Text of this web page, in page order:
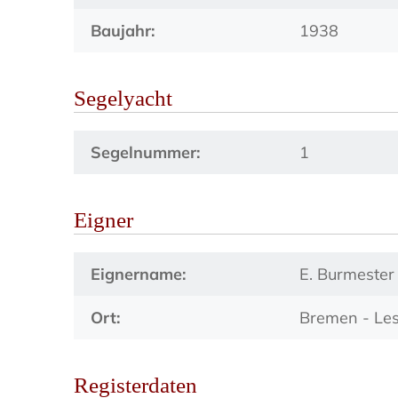
Baujahr: 1938
Segelyacht
Segelnummer: 1
Eigner
Eignername: E. Burmester
Ort: Bremen -
Registerdaten